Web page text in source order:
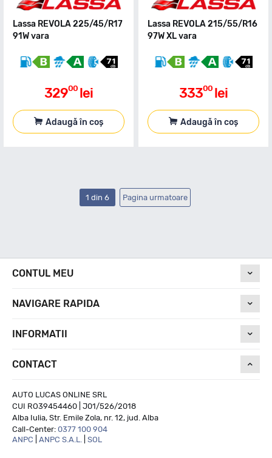
Lassa REVOLA 225/45/R17
91W vara
32900 lei
Adaugă în coș
Lassa REVOLA 215/55/R16
97W XL vara
33300 lei
Adaugă în coș
1 din 6 Pagina urmatoare
CONTUL MEU
NAVIGARE RAPIDA
INFORMATII
CONTACT
AUTO LUCAS ONLINE SRL
CUI RO39454460 | J01/526/2018
Alba Iulia, Str. Emile Zola, nr. 12, jud. Alba
Call-Center: 0377 100 904
ANPC
ANPC S.A.L. SOL